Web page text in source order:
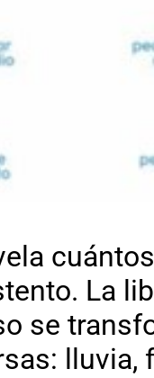
La
se
lluvia,